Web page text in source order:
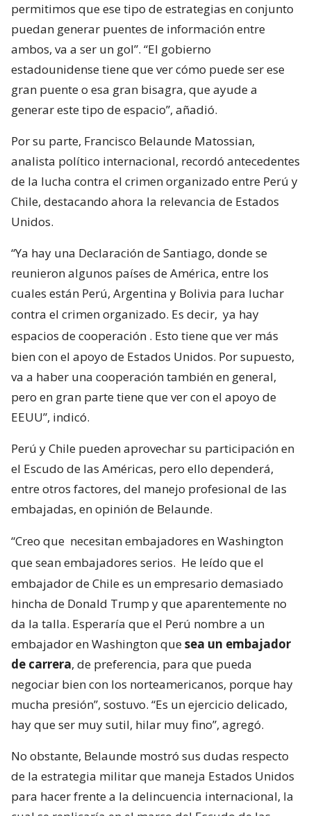
permitimos que ese tipo de estrategias en conjunto
puedan generar puentes de información entre
ambos, va a ser un gol”. “El gobierno
estadounidense tiene que ver cómo puede ser ese
gran puente o esa gran bisagra, que ayude a
generar este tipo de espacio”, añadió.
Por su parte, Francisco Belaunde Matossian,
analista político internacional, recordó antecedentes
de la lucha contra el crimen organizado entre Perú y
Chile, destacando ahora la relevancia de Estados
Unidos.
“Ya hay una Declaración de Santiago, donde se
reunieron algunos países de América, entre los
cuales están Perú, Argentina y Bolivia para luchar
contra el crimen organizado. Es decir, ya hay
espacios de cooperación . Esto tiene que ver más
bien con el apoyo de Estados Unidos. Por supuesto,
va a haber una cooperación también en general,
pero en gran parte tiene que ver con el apoyo de
EEUU”, indicó.
Perú y Chile pueden aprovechar su participación en
el Escudo de las Américas, pero ello dependerá,
entre otros factores, del manejo profesional de las
embajadas, en opinión de Belaunde.
“Creo que necesitan embajadores en Washington
que sean embajadores serios. He leído que el
embajador de Chile es un empresario demasiado
hincha de Donald Trump y que aparentemente no
da la talla. Esperaría que el Perú nombre a un
embajador en Washington quesea un embajador
de carrera, de preferencia, para que pueda
negociar bien con los norteamericanos, porque hay
mucha presión”, sostuvo. “Es un ejercicio delicado,
hay que ser muy sutil, hilar muy fino”, agregó.
No obstante, Belaunde mostró sus dudas respecto
de la estrategia militar que maneja Estados Unidos
para hacer frente a la delincuencia internacional, la